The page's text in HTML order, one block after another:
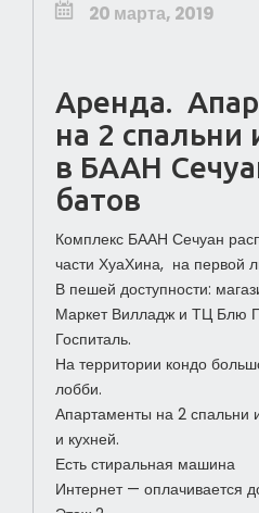
20 марта, 2019
Аренда.
на 2 спальни
в БААН
батов
Комплекс БААН Сечуан
части ХуаХина, на первой
В пешей доступности:
Маркет Вилладж и ТЦ Блю
Госпиталь.
На территории кондо
лобби.
Апартаменты на 2 спальни
и кухней.
Есть стиральная машина
Интернет — оплачивается